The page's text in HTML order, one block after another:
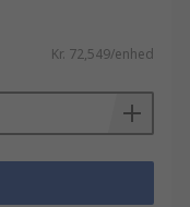
Kr. 72,549/enhed